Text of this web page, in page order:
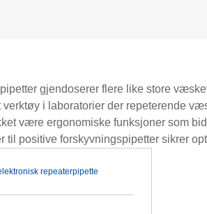
gjendoserer flere like store
i laboratorier der repeterende
være ergonomiske funksjoner som
til positive forskyvningspipetter sikrer